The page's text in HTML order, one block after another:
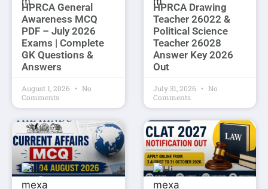
HPRCA General
Awareness MCQ
PDF – July 2026
Exams | Complete
GK Questions &
Answers
August 1, 2026
No
Comments
HPRCA Drawing
Teacher 26022 &
Political Science
Teacher 26028
Answer Key 2026
Out
July 31, 2026
No
Comments